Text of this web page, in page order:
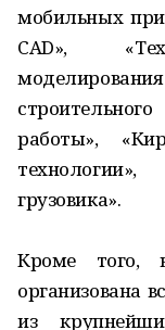
мобильных
CAD»,
работы»,
грузовика».
Кроме того,
организована
из